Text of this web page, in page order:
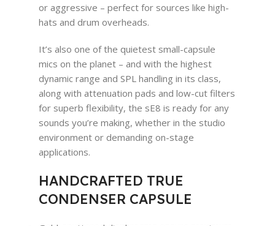
or aggressive – perfect for sources like high-
hats and drum overheads.
It’s also one of the quietest small-capsule
mics on the planet – and with the highest
dynamic range and SPL handling in its class,
along with attenuation pads and low-cut filters
for superb flexibility, the sE8 is ready for any
sounds you’re making, whether in the studio
environment or demanding on-stage
applications.
HANDCRAFTED TRUE
CONDENSER CAPSULE